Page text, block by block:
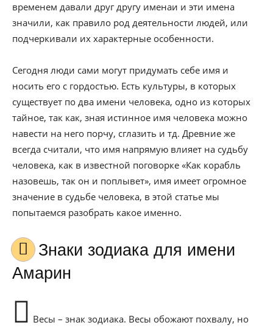
временем давали друг другу именаи и эти имена
значили, как правило род деятельности людей, или
подчеркивали их характерные особенности.
Сегодня люди сами могут придумать себе имя и
носить его с гордостью. Есть культуры, в которых
существует по два имени человека, одно из которых
тайное, так как, зная истинное имя человека можно
навести на него порчу, сглазить и тд. Древние же
всегда считали, что имя напрямую влияет на судьбу
человека, как в известной поговорке «Как корабль
назовешь, так он и поплывет», имя имеет огромное
значение в судьбе человека, в этой статье мы
попытаемся разобрать какое именно.
Знаки зодиака для имени
Амарин
Весы – знак зодиака. Весы обожают похвалу, но